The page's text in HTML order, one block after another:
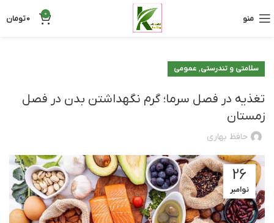
منو 0
0تومان
سلامتی و تندرستی, عمومی
تغذیه در فصل سرما؛ گرم نگهداشتن بدن در فصل
زمستان
حافظ بهاری
26
نوامبر